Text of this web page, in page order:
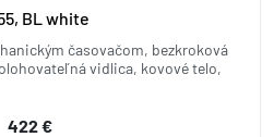
BL white
časovačom, bezkroková
vidlica, kovové telo,
422 €